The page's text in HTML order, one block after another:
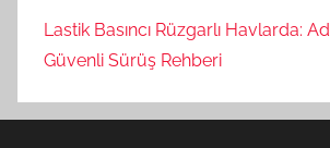
Lastik Basıncı Rüzgarlı Havlarda:
Güvenli Sürüş Rehberi